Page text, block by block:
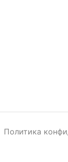
Политика